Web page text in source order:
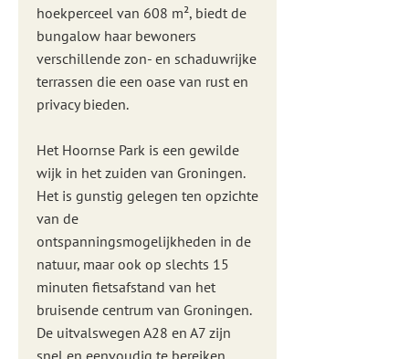
hoekperceel van 608 m², biedt de
bungalow haar bewoners
verschillende zon- en schaduwrijke
terrassen die een oase van rust en
privacy bieden.
Het Hoornse Park is een gewilde
wijk in het zuiden van Groningen.
Het is gunstig gelegen ten opzichte
van de
ontspanningsmogelijkheden in de
natuur, maar ook op slechts 15
minuten fietsafstand van het
bruisende centrum van Groningen.
De uitvalswegen A28 en A7 zijn
snel en eenvoudig te bereiken.